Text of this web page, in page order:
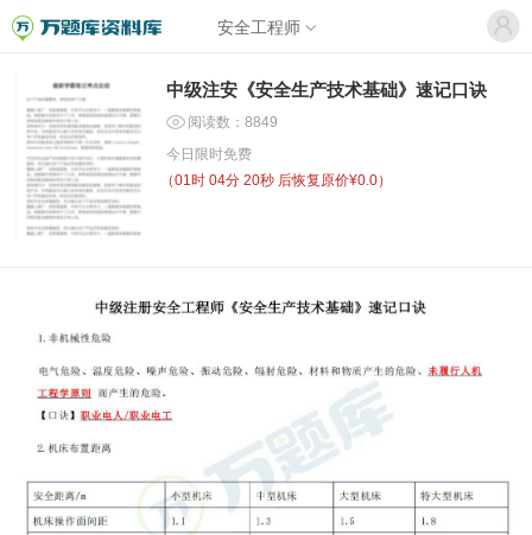
安全工程师
中级注安《安全生产技术基础》速记口诀
阅读数：8849
今日限时免费
（01时 04分 20秒 后恢复原价¥0.0）